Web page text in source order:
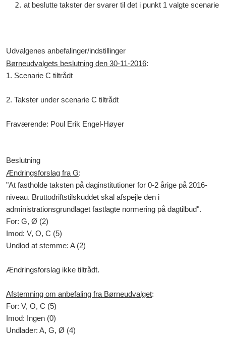
at beslutte takster der svarer til det i punkt 1 valgte scenarie
Udvalgenes anbefalinger/indstillinger
Børneudvalgets beslutning den 30-11-2016:
1. Scenarie C tiltrådt
2. Takster under scenarie C tiltrådt
Fraværende: Poul Erik Engel-Høyer
Beslutning
Ændringsforslag fra G:
"At fastholde taksten på daginstitutioner for 0-2 årige på 2016-
niveau. Bruttodriftstilskuddet skal afspejle den i
administrationsgrundlaget fastlagte normering på dagtilbud".
For: G, Ø (2)
Imod: V, O, C (5)
Undlod at stemme: A (2)
Ændringsforslag ikke tiltrådt.
Afstemning om anbefaling fra Børneudvalget:
For: V, O, C (5)
Imod: Ingen (0)
Undlader: A, G, Ø (4)